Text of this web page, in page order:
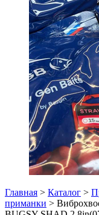
Главная > Каталог >
приманки >